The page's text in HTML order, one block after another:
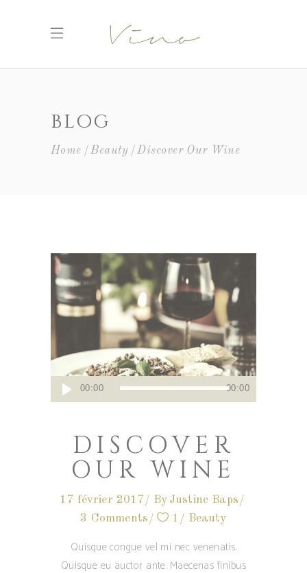
BLOG
Home Beauty Discover Our Wine
Lecteur
audio
00:00 00:00
DISCOVER
OUR WINE
17 février 2017 By Justine Baps
3 Comments
1 Beauty
Quisque congue vel mi nec venenatis.
Quisque eu auctor ante. Maecenas finibus